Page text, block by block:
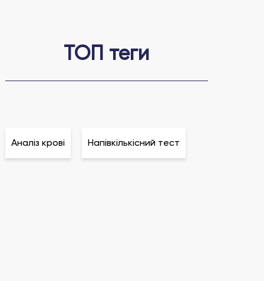
ТОП теги
Аналіз крові Напівкількісний тест